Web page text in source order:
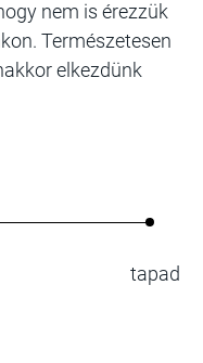
nem is érezzük
Természetesen
elkezdünk
tapad